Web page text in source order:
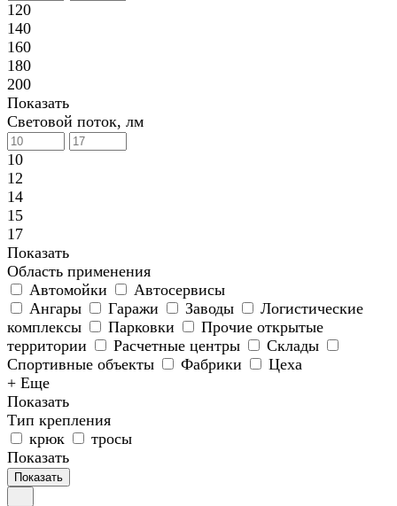
120
140
160
180
200
Показать
Световой поток, лм
10
12
14
15
17
Показать
Область применения
Автомойки
Автосервисы
Ангары
Гаражи Заводы
Логистические
комплексы
Парковки
Прочие открытые
территории
Расчетные центры
Склады
Спортивные объекты
Фабрики
Цеха
+ Еще
Показать
Тип крепления
крюк
тросы
Показать
Показать